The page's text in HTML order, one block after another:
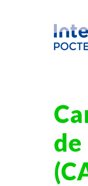
de